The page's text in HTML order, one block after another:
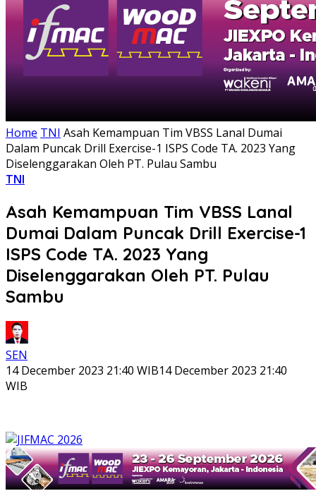
Home TNI Asah Kemampuan Tim VBSS Lanal Dumai
Dalam Puncak Drill Exercise-1 ISPS Code TA. 2023 Yang
Diselenggarakan Oleh PT. Pulau Sambu
TNI
Asah Kemampuan Tim VBSS Lanal
Dumai Dalam Puncak Drill Exercise-1
ISPS Code TA. 2023 Yang
Diselenggarakan Oleh PT. Pulau
Sambu
SEN
14 December 2023 21:40 WIB14 December 2023 21:40
WIB